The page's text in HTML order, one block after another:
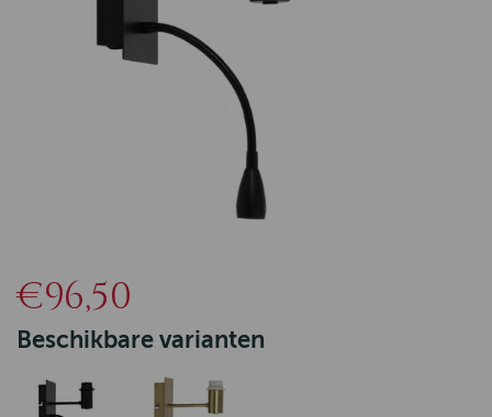
€96,50
Beschikbare varianten